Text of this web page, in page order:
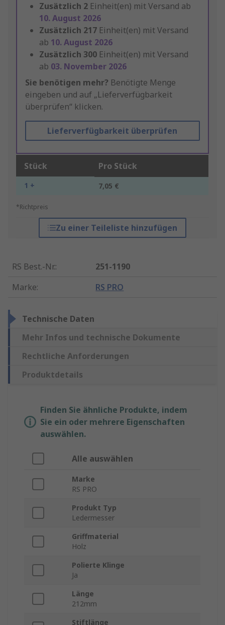
Zusätzlich 2 Einheit(en) mit Versand ab
10. August 2026
Zusätzlich 217 Einheit(en) mit Versand
ab 10. August 2026
Zusätzlich 300 Einheit(en) mit Versand
ab 03. November 2026
Sie benötigen mehr? Benötigte Menge
eingeben und auf „Lieferverfügbarkeit
überprüfen“ klicken.
Lieferverfügbarkeit überprüfen
Stück Pro Stück
1 + 7,05 €
*Richtpreis
Zu einer Teileliste hinzufügen
RS Best.-Nr.:
251-1190
Marke: RS PRO
Technische Daten
Mehr Infos und technische Dokumente
Rechtliche Anforderungen
Produktdetails
Finden Sie ähnliche Produkte, indem
Sie ein oder mehrere Eigenschaften
auswählen.
Alle auswählen
Marke
RS PRO
Produkt Typ
Ledermesser
Griffmaterial
Holz
Polierte Klinge
Ja
Länge
212mm
Stiftlänge